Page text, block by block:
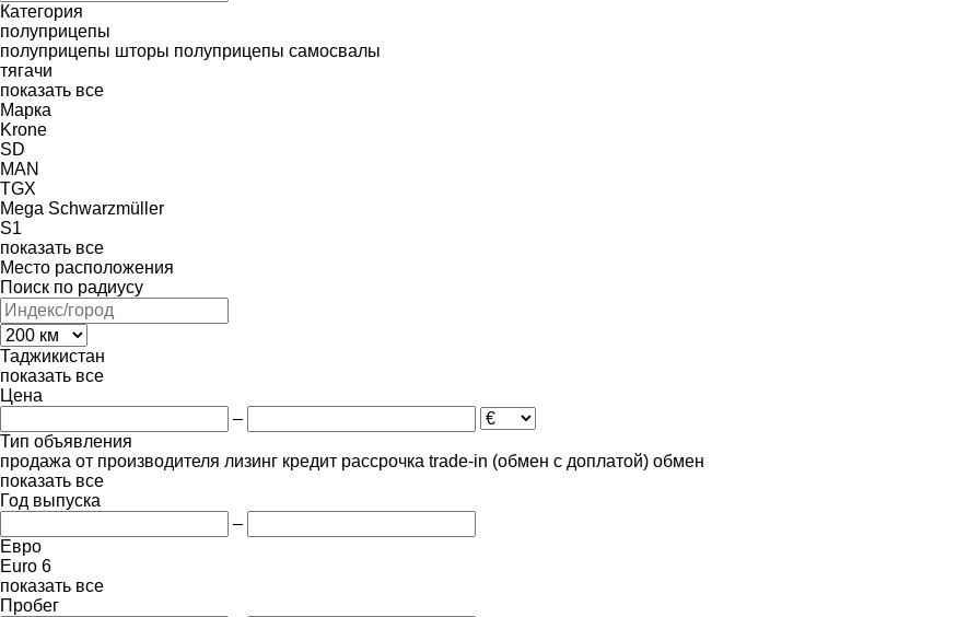
Категория
полуприцепы
полуприцепы шторы полуприцепы самосвалы
тягачи
показать все
Марка
Krone
SD
MAN
TGX
Mega Schwarzmüller
S1
показать все
Место расположения
Поиск по радиусу
Таджикистан
показать все
Цена
–
Тип объявления
продажа от производителя лизинг кредит рассрочка trade-in (обмен с доплатой) обмен
показать все
Год выпуска
–
Евро
Euro 6
показать все
Пробег